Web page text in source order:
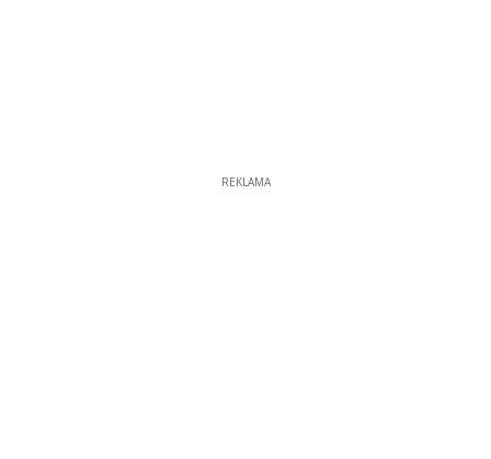
REKLAMA